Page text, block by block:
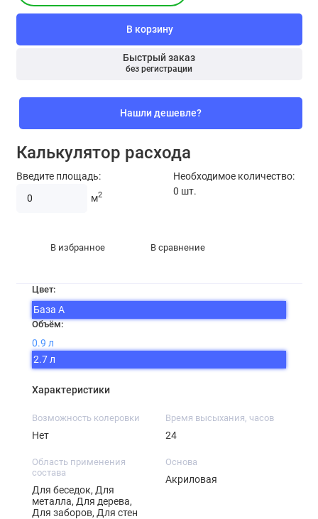
В корзину
Быстрый заказ
без регистрации
Нашли дешевле?
Калькулятор расхода
Введите площадь:
м2
Необходимое количество:
0 шт.
В избранное В сравнение
Цвет:
База А
Объём:
0.9 л
2.7 л
Характеристики
Возможность колеровки
Нет
Время высыхания, часов
24
Область применения
состава
Для беседок, Для
металла, Для дерева,
Для заборов, Для стен
Основа
Акриловая